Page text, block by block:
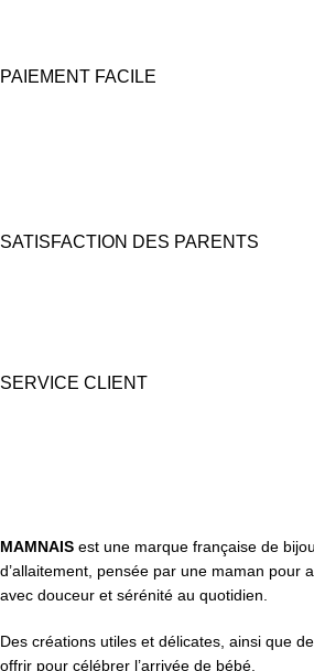
PAIEMENT FACILE
SATISFACTION DES PARENTS
SERVICE CLIENT
MAMNAIS est une marque française de
d’allaitement, pensée par une maman pour
avec douceur et sérénité au quotidien.
Des créations utiles et délicates, ainsi que
offrir pour célébrer l’arrivée de bébé.